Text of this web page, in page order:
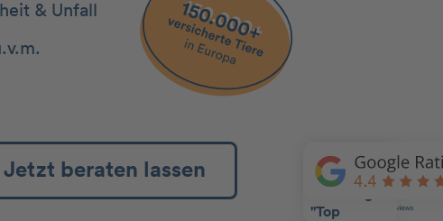
& Unfall
Jetzt beraten lassen